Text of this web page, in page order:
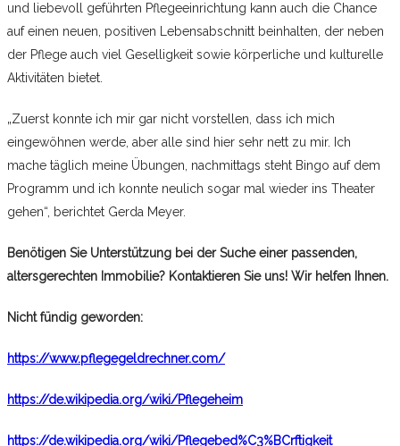
und liebevoll geführten Pflegeeinrichtung kann auch die Chance
auf einen neuen, positiven Lebensabschnitt beinhalten, der neben
der Pflege auch viel Geselligkeit sowie körperliche und kulturelle
Aktivitäten bietet.
„Zuerst konnte ich mir gar nicht vorstellen, dass ich mich
eingewöhnen werde, aber alle sind hier sehr nett zu mir. Ich
mache täglich meine Übungen, nachmittags steht Bingo auf dem
Programm und ich konnte neulich sogar mal wieder ins Theater
gehen“, berichtet Gerda Meyer.
Benötigen Sie Unterstützung bei der Suche einer passenden,
altersgerechten Immobilie? Kontaktieren Sie uns! Wir helfen Ihnen.
Nicht fündig geworden:
https://www.pflegegeldrechner.com/
https://de.wikipedia.org/wiki/Pflegeheim
https://de.wikipedia.org/wiki/Pflegebed%C3%BCrftigkeit